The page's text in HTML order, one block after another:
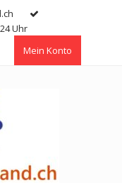
Uhr
Mein Konto